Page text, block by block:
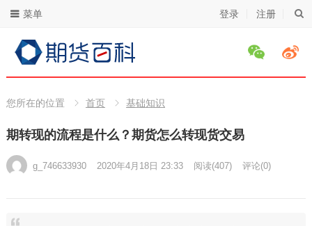
登录 注册
菜单
您所在的位置 首页 基础知识
期转现的流程是什么？期货怎么转现货交易
g_746633930 2020年4月18日 23:33 阅读(407) 评论(0)